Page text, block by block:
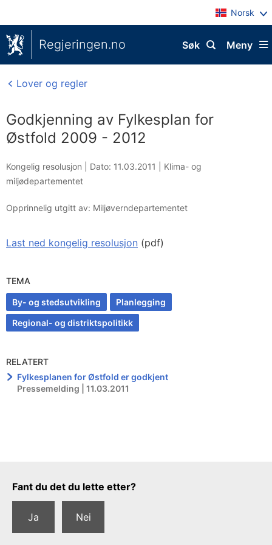
Norsk
Regjeringen.no Meny
Søk
Lover og regler
Godkjenning av Fylkesplan for
Østfold 2009 - 2012
Kongelig resolusjon | Dato: 11.03.2011
Klima- og
miljødepartementet
Opprinnelig utgitt av: Miljøverndepartementet
Last ned kongelig resolusjon (pdf)
TEMA
By- og stedsutvikling
Planlegging
Regional- og distriktspolitikk
RELATERT
Fylkesplanen for Østfold er godkjent
Pressemelding | 11.03.2011
Tilbakemeldingsskjema
Fant du det du lette etter?
Ja Nei